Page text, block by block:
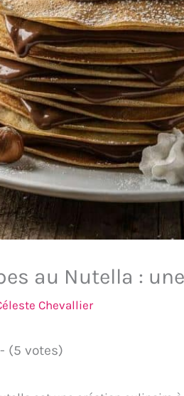
au Nutella :
Chevallier
(5 votes)